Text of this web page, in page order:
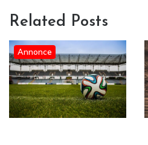
Related Posts
Annonce